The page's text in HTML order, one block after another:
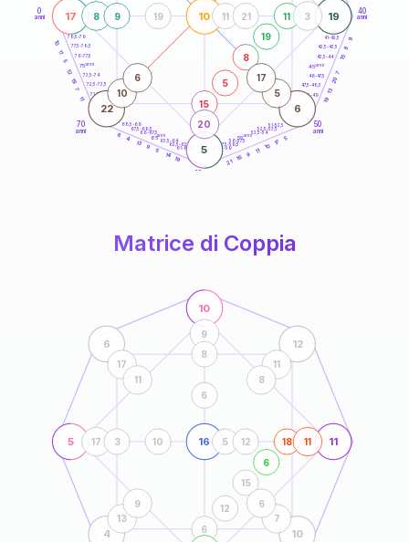
0
anni
40
anni
50
anni
60
70
anni
41-42,5
42,5-43,5
43,5-44
46-47,5
47,5-48,5
48,5-49
51-52,5
52,5-53,5
53,5-54
56-57,5
57,5-58,5
58,5-59
61-62,5
62,5-63,5
63,5-64
66-67,5
67,5-68,5
68,5-69
71-72,5
72,5-73,5
73,5-74
76-77,5
77,5-78,5
78,5-79 9
8
15
7
20
13
19
5
17
10
11
9
16
21
19
14
5
9
13
4
8
11
7
19
12
5
11
10
17 19
5
10
22 6
15
5
8
19
11
8 3
20
9 11 21
19
10
6
5
17
45anni
55anni
65anni
75anni
Matrice di Coppia
5
10
11
16
6 12
4 10
6
12
15
6
18
17
9
11
3
8
5 12
10
6
17
11
11
8
13
9
7
6